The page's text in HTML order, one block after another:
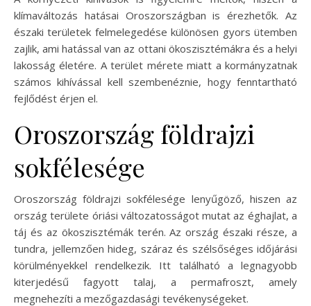
klímaváltozás hatásai Oroszországban is érezhetők. Az
északi területek felmelegedése különösen gyors ütemben
zajlik, ami hatással van az ottani ökoszisztémákra és a helyi
lakosság életére. A terület mérete miatt a kormányzatnak
számos kihívással kell szembenéznie, hogy fenntartható
fejlődést érjen el.
Oroszország földrajzi
sokfélesége
Oroszország földrajzi sokfélesége lenyűgöző, hiszen az
ország területe óriási változatosságot mutat az éghajlat, a
táj és az ökoszisztémák terén. Az ország északi része, a
tundra, jellemzően hideg, száraz és szélsőséges időjárási
körülményekkel rendelkezik. Itt található a legnagyobb
kiterjedésű fagyott talaj, a permafroszt, amely
megnehezíti a mezőgazdasági tevékenységeket.